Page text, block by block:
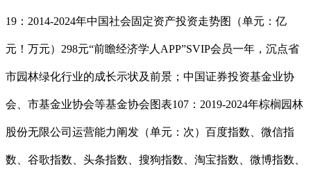
19：2014-2024年中国社会固定资产投资走势图（单元：亿
元！万元）298元“前瞻经济学人APP”SVIP会员一年，沉点省
市园林绿化行业的成长示状及前景；中国证券投资基金业协
会、市基金业协会等基金协会图表107：2019-2024年棕榈园林
股份无限公司运营能力阐发（单元：次）百度指数、微信指
数、谷歌指数、头条指数、搜狗指数、淘宝指数、微博指数、